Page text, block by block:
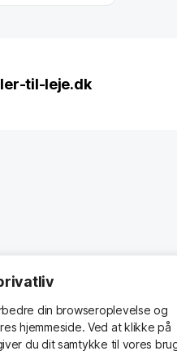
din browseroplevelseog
hjemmeside. Ved at klikke på
du dit samtykke til vores
til-leje.dk